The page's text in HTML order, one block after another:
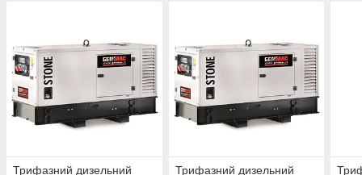
Трифазний дизельний
Трифазний дизельний